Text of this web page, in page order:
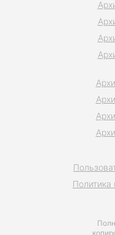
Политика